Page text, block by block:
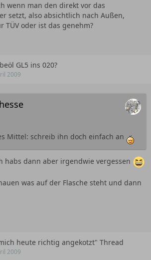
wenn man den direkt vor das
setzt, also absichtlich nach Außen,
TÜV oder ist das genehm?
GL5 ins 020?
2009
Mittel: schreib ihn doch einfach an
habs dann aber irgendwie vergessen
was auf der Flasche steht und dann
heute richtig angekotzt" Thread
2009